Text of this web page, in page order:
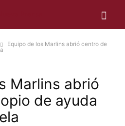
Equipo de los Marlins abrió centro de
Marlins abrió
de ayuda